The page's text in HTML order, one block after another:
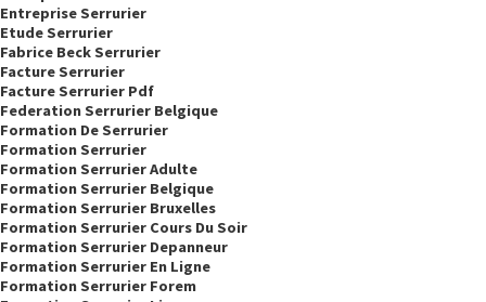
Entreprise Serrurier
Etude Serrurier
Fabrice Beck Serrurier
Facture Serrurier
Facture Serrurier Pdf
Federation Serrurier Belgique
Formation De Serrurier
Formation Serrurier
Formation Serrurier Adulte
Formation Serrurier Belgique
Formation Serrurier Bruxelles
Formation Serrurier Cours Du Soir
Formation Serrurier Depanneur
Formation Serrurier En Ligne
Formation Serrurier Forem